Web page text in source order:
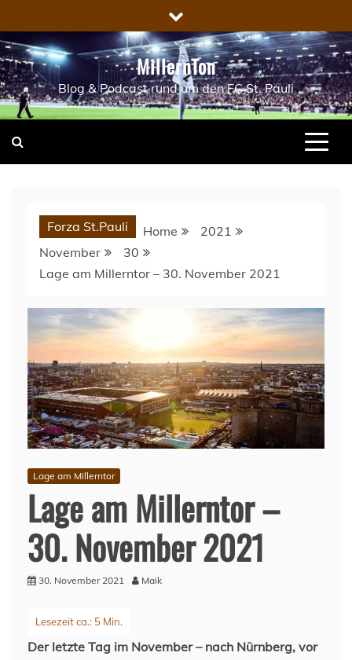
to
content
MillernTon
Blog & Podcast rund um den FC St. Pauli
Forza St.Pauli Home
2021
November
30
Lage am Millerntor – 30. November 2021
Lage am Millerntor
Lage am Millerntor –
30. November 2021
30. November 2021 Maik
Der letzte Tag im November – nach Nürnberg, vor